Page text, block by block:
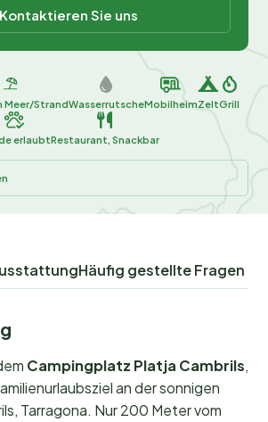
Kontaktieren Sie uns
Meer/StrandWasserrutscheMobilheimZeltGrill
erlaubtRestaurant, Snackbar
Häufig gestellte Fragen
Campingplatz Platja Cambrils,
an der sonnigen
Tarragona. Nur 200 Meter vom